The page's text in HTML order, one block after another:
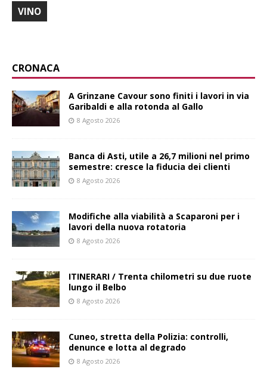
VINO
CRONACA
A Grinzane Cavour sono finiti i lavori in via
Garibaldi e alla rotonda al Gallo
8 Agosto 2026
Banca di Asti, utile a 26,7 milioni nel primo
semestre: cresce la fiducia dei clienti
8 Agosto 2026
Modifiche alla viabilità a Scaparoni per i
lavori della nuova rotatoria
8 Agosto 2026
ITINERARI / Trenta chilometri su due ruote
lungo il Belbo
8 Agosto 2026
Cuneo, stretta della Polizia: controlli,
denunce e lotta al degrado
8 Agosto 2026